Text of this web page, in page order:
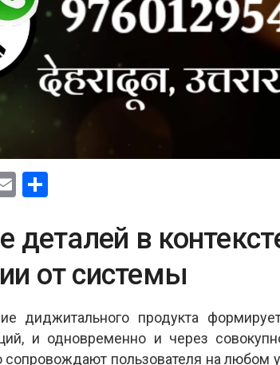
E
ail ar
e
деталей в
от системы
диджитального продукта
и одновременно и через
сопровождают пользователя на любом